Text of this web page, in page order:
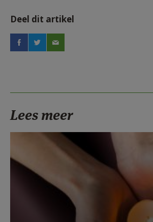
Deel dit artikel
Lees meer